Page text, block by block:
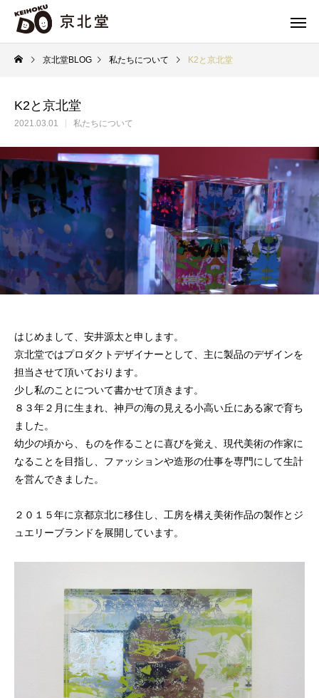
家具
京北堂BLOG 私たちについて K2と京北堂
K2と京北堂
2021.03.01 私たちについて
はじめまして、安井源太と申します。
京北堂ではプロダクトデザイナーとして、主に製品のデザインを
担当させて頂いております。
少し私のことについて書かせて頂きます。
８３年２月に生まれ、神戸の海の見える小高い丘にある家で育ち
ました。
幼少の頃から、ものを作ることに喜びを覚え、現代美術の作家に
なることを目指し、ファッションや造形の仕事を専門にして生計
を営んできました。
２０１５年に京都京北に移住し、工房を構え美術作品の製作とジ
ュエリーブランドを展開しています。